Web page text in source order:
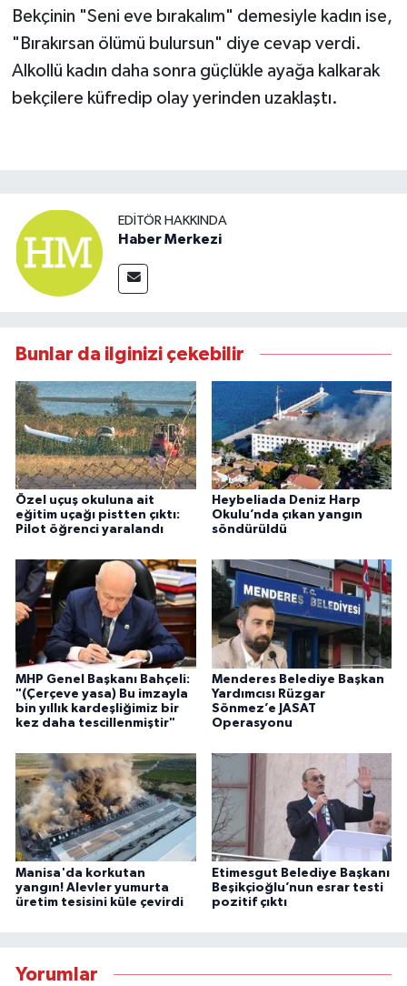
Bekçinin "Seni eve bırakalım" demesiyle kadın ise,
"Bırakırsan ölümü bulursun" diye cevap verdi.
Alkollü kadın daha sonra güçlükle ayağa kalkarak
bekçilere küfredip olay yerinden uzaklaştı.
EDITÖR HAKKINDA
Haber Merkezi
Bunlar da ilginizi çekebilir
Özel uçuş okuluna ait
eğitim uçağı pistten çıktı:
Pilot öğrenci yaralandı
Heybeliada Deniz Harp
Okulu’nda çıkan yangın
söndürüldü
MHP Genel Başkanı Bahçeli:
"(Çerçeve yasa) Bu imzayla
bin yıllık kardeşliğimiz bir
kez daha tescillenmiştir"
Menderes Belediye Başkan
Yardımcısı Rüzgar
Sönmez’e JASAT
Operasyonu
Manisa'da korkutan
yangın! Alevler yumurta
üretim tesisini küle çevirdi
Etimesgut Belediye Başkanı
Beşikçioğlu’nun esrar testi
pozitif çıktı
Yorumlar